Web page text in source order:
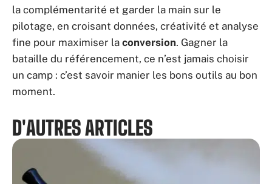
la complémentarité et garder la main sur le
pilotage, en croisant données, créativité et analyse
fine pour maximiser la conversion. Gagner la
bataille du référencement, ce n’est jamais choisir
un camp : c’est savoir manier les bons outils au bon
moment.
D'AUTRES ARTICLES